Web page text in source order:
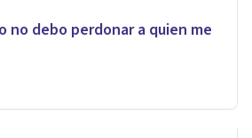
no debo perdonar a quien me
qué es, cuáles